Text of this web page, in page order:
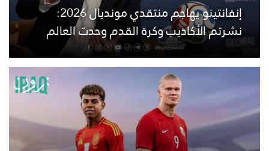
إنفانتينو يهاجم منتقدي مونديال 2026:
نشرتم الأكاذيب وكرة القدم وحدت العالم